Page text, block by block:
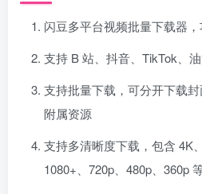
闪豆多平台视频批量下载器
支持 B 站、抖音、TikTok、
支持批量下载，可分开下载
附属资源
支持多清晰度下载，包含 4K
1080+、720p、480p、360p